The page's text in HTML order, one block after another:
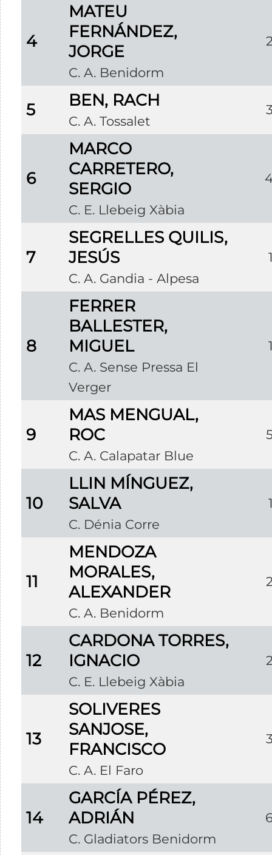
4
MATEU
FERNÁNDEZ,
JORGE
C. A. Benidorm
5 BEN, RACH
C. A. Tossalet
6
MARCO
CARRETERO,
SERGIO
C. E. Llebeig Xàbia
7
SEGRELLES QUILIS,
JESÚS
C. A. Gandia - Alpesa
8
FERRER
BALLESTER,
MIGUEL
C. A. Sense Pressa El
Verger
9
MAS MENGUAL,
ROC
C. A. Calapatar Blue
10
LLIN MÍNGUEZ,
SALVA
C. Dénia Corre
11
MENDOZA
MORALES,
ALEXANDER
C. A. Benidorm
12
CARDONA TORRES,
IGNACIO
C. E. Llebeig Xàbia
13
SOLIVERES
SANJOSE,
FRANCISCO
C. A. El Faro
14
GARCÍA PÉREZ,
ADRIÁN
C. Gladiators Benidorm